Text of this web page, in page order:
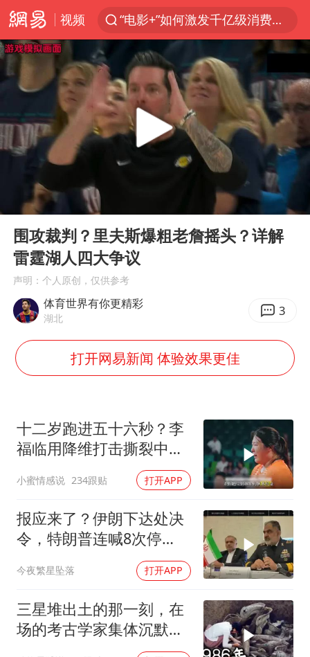
视频
“电影+”如何激发千亿级消费新活力？
全球首个长时储能一体化产业园量产
台风白海豚已进入24小时警戒线
中国女篮70-67险胜尼日利亚女篮
名创优品回应女子吐槽内裤质量差
四川宜宾市高县4.9级地震致1人死亡
台风白海豚或吞并鲸鱼 登陆地点更新
胜宏科技：股票交易异常波动
出口禁令驱动有色板块大涨
秋天的第一杯奶茶到底有多火
国防部：中国军队坚决反制任何闹海挑衅图谋
国乒男单横滨冠军赛全军覆没
38岁演员求职万岁山NPC成功
日本试射“战斧”导弹，国防部回应
胡彦斌韩磊 谁帮谁
夯实基础开新局
Play
00:00 03:30
围攻裁判？里夫斯爆粗老詹摇头？详解
雷霆湖人四大争议
声明：个人原创，仅供参考
体育世界有你更精彩
湖北 3
打开网易新闻 体验效果更佳
十二岁跑进五十六秒？李
福临用降维打击撕裂中国
小蜜情感说 234跟贴 打开APP
报应来了？伊朗下达处决
令，特朗普连喊8次停
手，海外资产遭清算
今夜繁星坠落 打开APP
三星堆出土的那一刻，在
场的考古学家集体沉默
了，颠覆所有人的认知